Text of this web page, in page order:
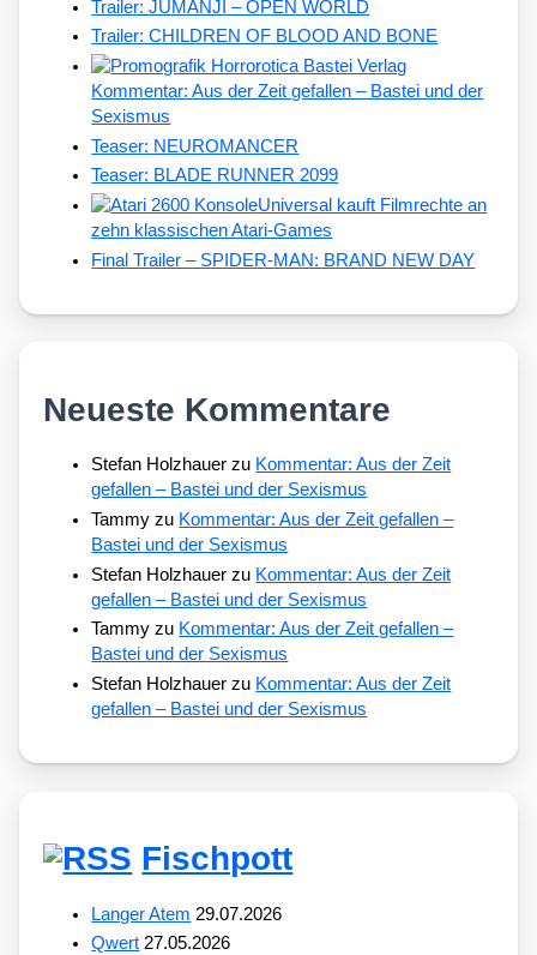
Trailer: JUMANJI – OPEN WORLD
Trailer: CHILDREN OF BLOOD AND BONE
Kommentar: Aus der Zeit gefallen – Bastei und der
Sexismus
Teaser: NEUROMANCER
Teaser: BLADE RUNNER 2099
Universal kauft Filmrechte an
zehn klassischen Atari-Games
Final Trailer – SPIDER-MAN: BRAND NEW DAY
Neueste Kommentare
Stefan Holzhauer zu Kommentar: Aus der Zeit
gefallen – Bastei und der Sexismus
Tammy zu Kommentar: Aus der Zeit gefallen –
Bastei und der Sexismus
Stefan Holzhauer zu Kommentar: Aus der Zeit
gefallen – Bastei und der Sexismus
Tammy zu Kommentar: Aus der Zeit gefallen –
Bastei und der Sexismus
Stefan Holzhauer zu Kommentar: Aus der Zeit
gefallen – Bastei und der Sexismus
Fischpott
Langer Atem 29.07.2026
Qwert 27.05.2026